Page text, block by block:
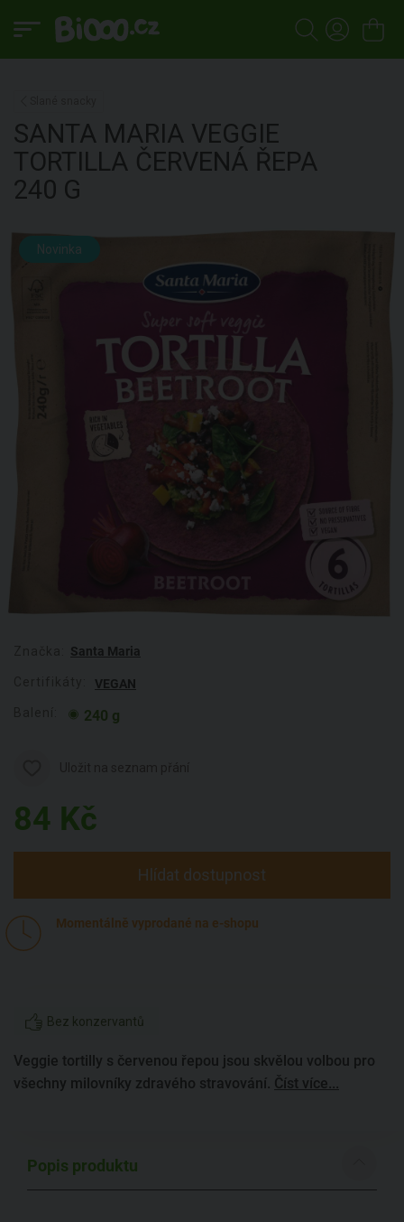
SANTA MARIA VEGGIE
TORTILLA ČERVENÁ ŘEPA
240 G
Novinka
Santa Maria
VEGAN
240 g
84 Kč
Hlídat dostupnost
Momentálně vyprodané na e-shopu
Bez konzervantů
Veggie tortilly s červenou řepou jsou skvělou volbou pro
všechny milovníky zdravého stravování. Číst více...
Popis produktu